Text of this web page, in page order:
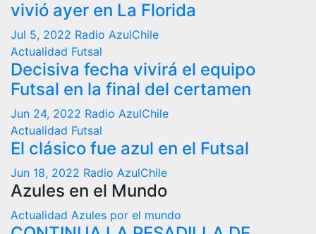
vivió ayer en La Florida
Jul 5, 2022 Radio AzulChile
Actualidad Futsal
Decisiva fecha vivirá el equipo
Futsal en la final del certamen
Jun 24, 2022 Radio AzulChile
Actualidad Futsal
El clásico fue azul en el Futsal
Jun 18, 2022 Radio AzulChile
Azules en el Mundo
Actualidad Azules por el mundo